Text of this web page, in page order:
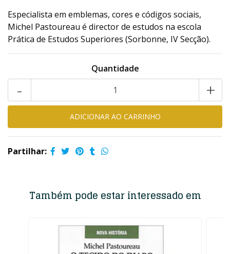
Especialista em emblemas, cores e códigos sociais,
Michel Pastoureau é director de estudos na escola
Prática de Estudos Superiores (Sorbonne, IV Secção).
Quantidade
+
-
Partilhar:
Também pode estar interessado em